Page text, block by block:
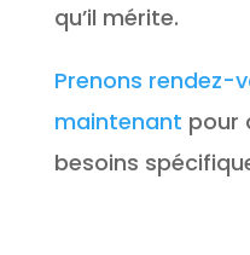
qu’il mérite.
Prenons rendez-
maintenant pour
besoins